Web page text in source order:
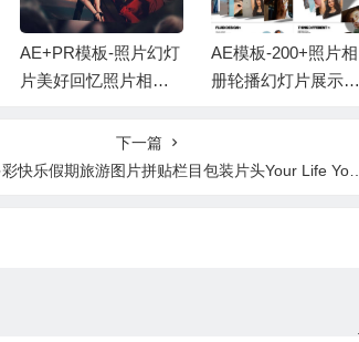
AE+PR模板-照片幻灯
片美好回忆照片相册
hoto Slideshow
AE模板-200+照片相
册轮播幻灯片展示动
下一篇
快乐假期旅游图片拼贴栏目包装片头Your Life Your Style